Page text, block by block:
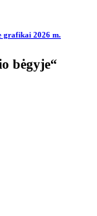
grafikai 2026 m.
bėgyje“